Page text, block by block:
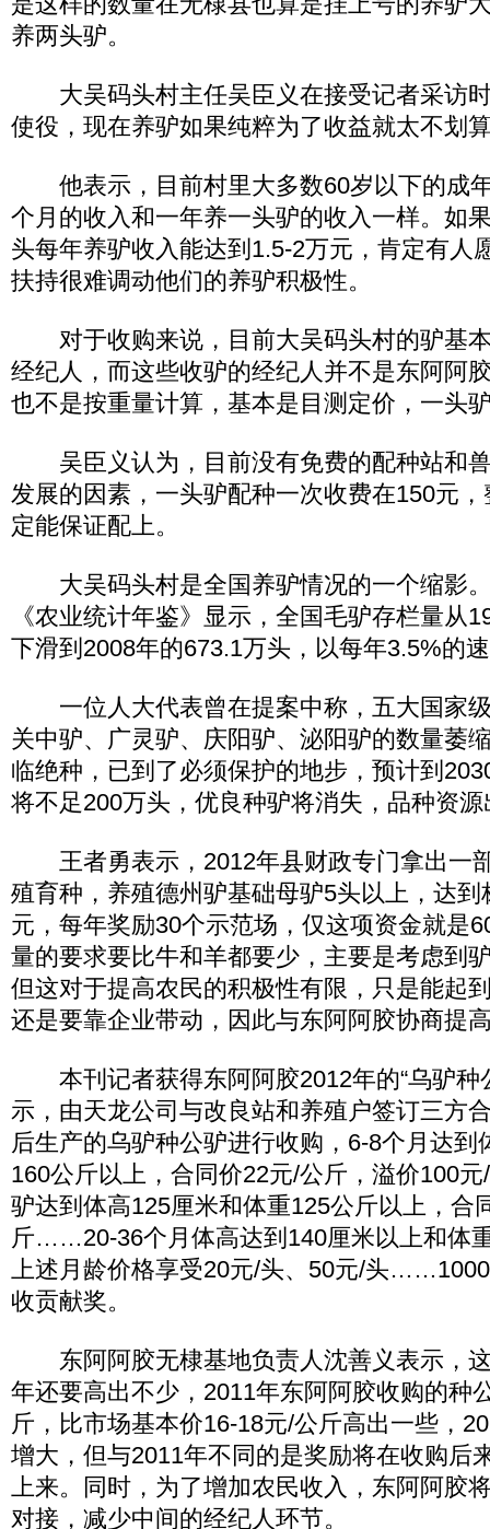
养两头驴。
大吴码头村主任吴臣义在接受记者采访
使役，现在养驴如果纯粹为了收益就太不划
他表示，目前村里大多数60岁以下的成
个月的收入和一年养一头驴的收入一样。如
头每年养驴收入能达到1.5-2万元，肯定有人
扶持很难调动他们的养驴积极性。
对于收购来说，目前大吴码头村的驴基
经纪人，而这些收驴的经纪人并不是东阿阿
也不是按重量计算，基本是目测定价，一头
吴臣义认为，目前没有免费的配种站和
发展的因素，一头驴配种一次收费在150元
定能保证配上。
大吴码头村是全国养驴情况的一个缩影。
《农业统计年鉴》显示，全国毛驴存栏量从
下滑到2008年的673.1万头，以每年3.5%的
一位人大代表曾在提案中称，五大国家
关中驴、广灵驴、庆阳驴、泌阳驴的数量萎
临绝种，已到了必须保护的地步，预计到
将不足200万头，优良种驴将消失，品种资
王者勇表示，2012年县财政专门拿出一
殖育种，养殖德州驴基础母驴5头以上，达
元，每年奖励30个示范场，仅这项资金就是
量的要求要比牛和羊都要少，主要是考虑到
但这对于提高农民的积极性有限，只是能起
还是要靠企业带动，因此与东阿阿胶协商提
本刊记者获得东阿阿胶2012年的“乌驴种
示，由天龙公司与改良站和养殖户签订三方
后生产的乌驴种公驴进行收购，6-8个月达到
160公斤以上，合同价22元/公斤，溢价100
驴达到体高125厘米和体重125公斤以上，合
斤……20-36个月体高达到140厘米以上和体
上述月龄价格享受20元/头、50元/头
收贡献奖。
东阿阿胶无棣基地负责人沈善义表示，
年还要高出不少，2011年东阿阿胶收购的种
斤，比市场基本价16-18元/公斤高出一些，
增大，但与2011年不同的是奖励将在收购后
上来。同时，为了增加农民收入，东阿阿胶
对接，减少中间的经纪人环节。